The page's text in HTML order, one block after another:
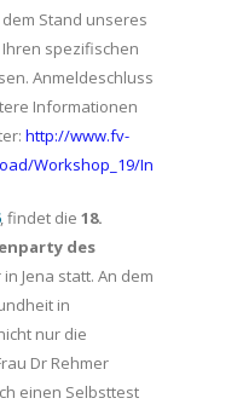
Stand unseres
spezifischen
Anmeldeschluss
Informationen
http://www.fv-
Workshop_19/
, findet die 18.
des
Jena statt. An dem
in
nur die
Dr Rehmer
einen Selbsttest